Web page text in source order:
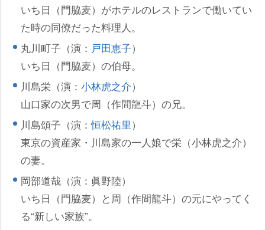
いち日（門脇麦）がホテルのレストランで働いてい
た時の同僚だった料理人。
丸川町子（演： 戸田恵子）
いち日（門脇麦）の伯母。
川島栄（演： 小林虎之介）
山口家の次男で周（作間龍斗）の兄。
川島頌子（演：恒松祐里）
東京の資産家・川島家の一人娘で栄（小林虎之介）
の妻。
岡部道哉（演：眞野陸）
いち日（門脇麦）と周（作間龍斗）の元にやってく
る“新しい家族”。